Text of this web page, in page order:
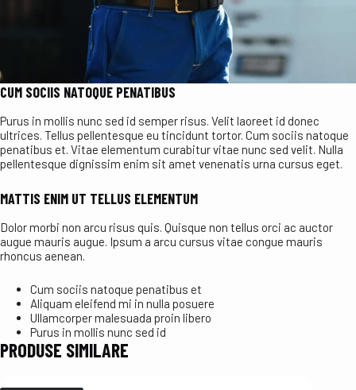
CUM SOCIIS NATOQUE PENATIBUS
Purus in mollis nunc sed id semper risus. Velit laoreet id donec
ultrices. Tellus pellentesque eu tincidunt tortor. Cum sociis natoque
penatibus et. Vitae elementum curabitur vitae nunc sed velit. Nulla
pellentesque dignissim enim sit amet venenatis urna cursus eget.
MATTIS ENIM UT TELLUS ELEMENTUM
Dolor morbi non arcu risus quis. Quisque non tellus orci ac auctor
augue mauris augue. Ipsum a arcu cursus vitae congue mauris
rhoncus aenean.
Cum sociis natoque penatibus et
Aliquam eleifend mi in nulla posuere
Ullamcorper malesuada proin libero
Purus in mollis nunc sed id
PRODUSE SIMILARE